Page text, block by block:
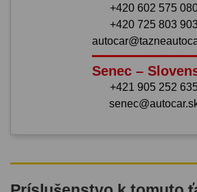
+420 602 575
+420 725 803
Senec –
+421 905 252